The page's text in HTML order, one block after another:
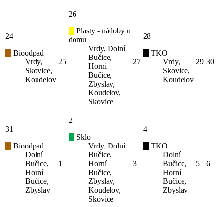
24
Bioodpad
Vrdy,
Skovice,
Koudelov
25
26
Plasty - nádoby u
domu
Vrdy, Dolní
Bučice,
Horní
Bučice,
Zbyslav,
Koudelov,
Skovice
27
28
TKO
Vrdy,
Skovice,
Koudelov
29 30
31
Bioodpad
Dolní
Bučice,
Horní
Bučice,
Zbyslav
1
2
Sklo
Vrdy, Dolní
Bučice,
Horní
Bučice,
Zbyslav,
Koudelov,
Skovice
3
4
TKO
Dolní
Bučice,
Horní
Bučice,
Zbyslav
5 6